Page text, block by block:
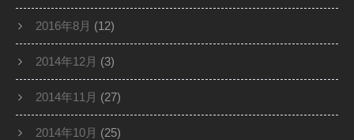
2016年8月 (12)
2014年12月 (3)
2014年11月 (27)
2014年10月 (25)